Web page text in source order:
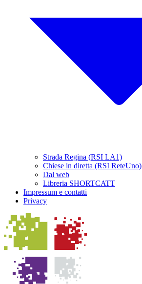
Strada Regina (RSI LA1)
Chiese in diretta (RSI ReteUno)
Dal web
Libreria SHORTCATT
Impressum e contatti
Privacy